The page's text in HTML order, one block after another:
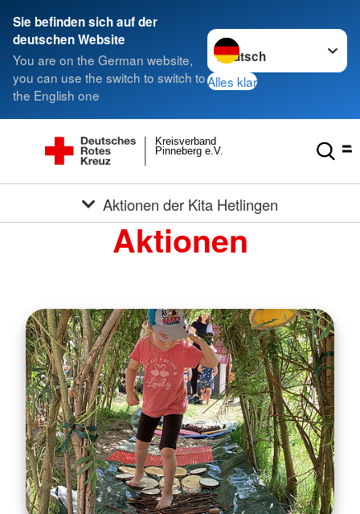
Sie befinden sich auf der
deutschen Website
You are on the German website,
you can use the switch to switch to
the English one
Sprache wechseln zu
Alles klar
Pinneberg e.V.
Kreisverband
Aktionen der Kita Hetlingen
Aktionen